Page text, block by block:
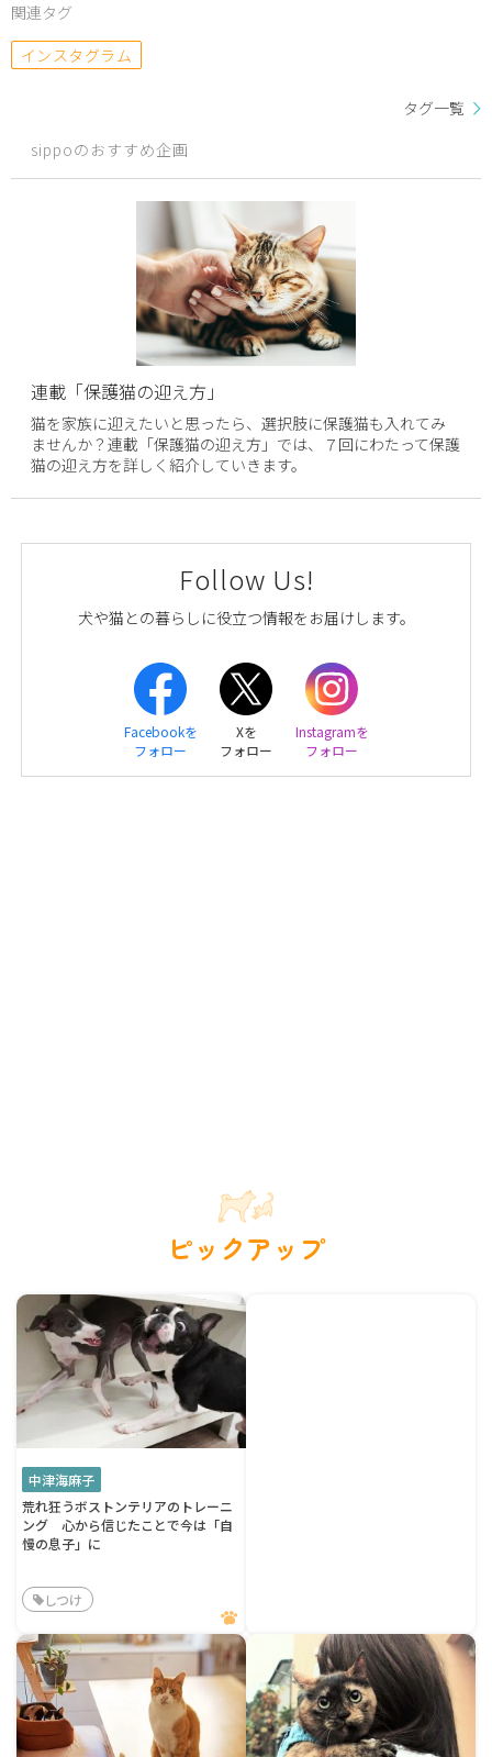
関連タグ
インスタグラム
タグ一覧
sippoのおすすめ企画
連載「保護猫の迎え方」
猫を家族に迎えたいと思ったら、選択肢に保護猫も入れてみ
ませんか？連載「保護猫の迎え方」では、７回にわたって保護
猫の迎え方を詳しく紹介していきます。
Follow Us!
犬や猫との暮らしに役立つ情報をお届けします。
Facebookを
フォロー
Xを
フォロー
Instagramを
フォロー
ピックアップ
中津海麻子
荒れ狂うボストンテリアのトレーニ
ング 心から信じたことで今は「自
慢の息子」に
しつけ